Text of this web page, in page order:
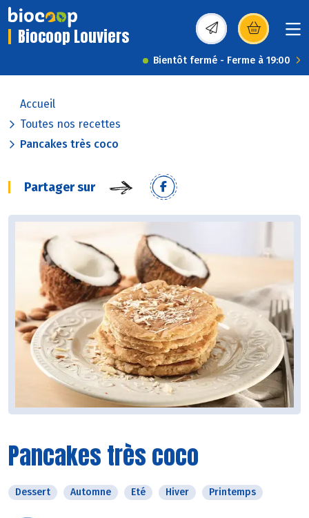
Biocoop Louviers (s’ouvre dans une
Bientôt fermé - Ferme à 19:00
Accueil
Toutes nos recettes
Pancakes très coco
Partager sur
Pancakes très coco
Dessert Automne Eté Hiver Printemps